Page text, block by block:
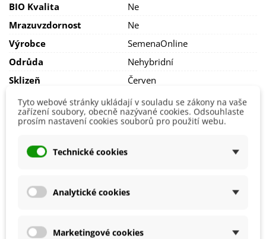
BIO Kvalita
Ne
Mrazuvzdornost
Ne
Výrobce
SemenaOnline
Odrůda
Nehybridní
Sklizeň
Červen
Květen
Říjen
Srpen
Ranost
Tyto webové stránky ukládají v souladu se zákony na vaše
zařízení soubory, obecně nazývané cookies. Odsouhlaste
prosím nastavení cookies souborů pro použití webu.
Technické cookies
Analytické cookies
Marketingové cookies